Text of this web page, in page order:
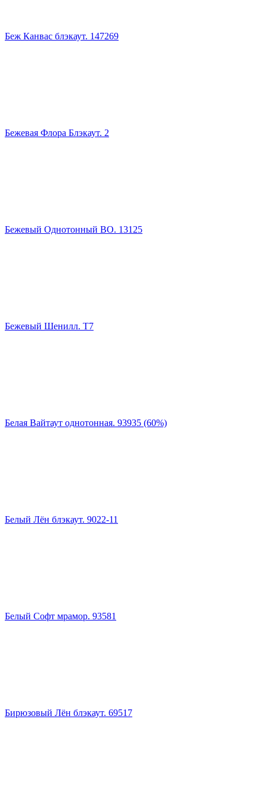
Беж Канвас блэкаут. 147269
Бежевая Флора Блэкаут. 2
Бежевый Однотонный ВО. 13125
Бежевый Шенилл. Т7
Белая Вайтаут однотонная. 93935 (60%)
Белый Лён блэкаут. 9022-11
Белый Софт мрамор. 93581
Бирюзовый Лён блэкаут. 69517